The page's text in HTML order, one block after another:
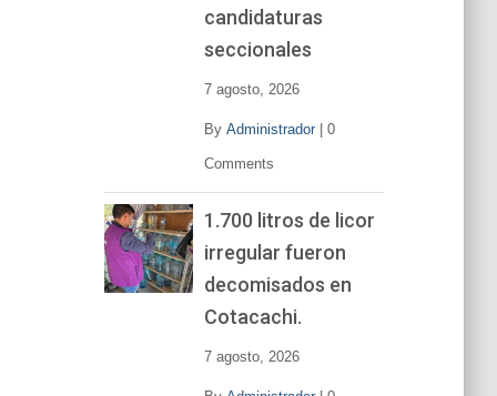
candidaturas
seccionales
7 agosto, 2026
By Administrador| 0
Comments
1.700 litros de licor
irregular fueron
decomisados en
Cotacachi.
7 agosto, 2026